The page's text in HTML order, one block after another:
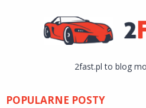
2fast.pl to blog
POPULARNE POSTY